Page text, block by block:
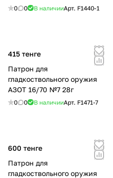
Охотник №1 б/к Порох РФ
0 0 В наличииАрт. F1440-1
415 тенге
Патрон для
гладкоствольного оружия
АЗОТ 16/70 №7 28г
0 0 В наличииАрт. F1471-7
600 тенге
Патрон для
гладкоствольного оружия